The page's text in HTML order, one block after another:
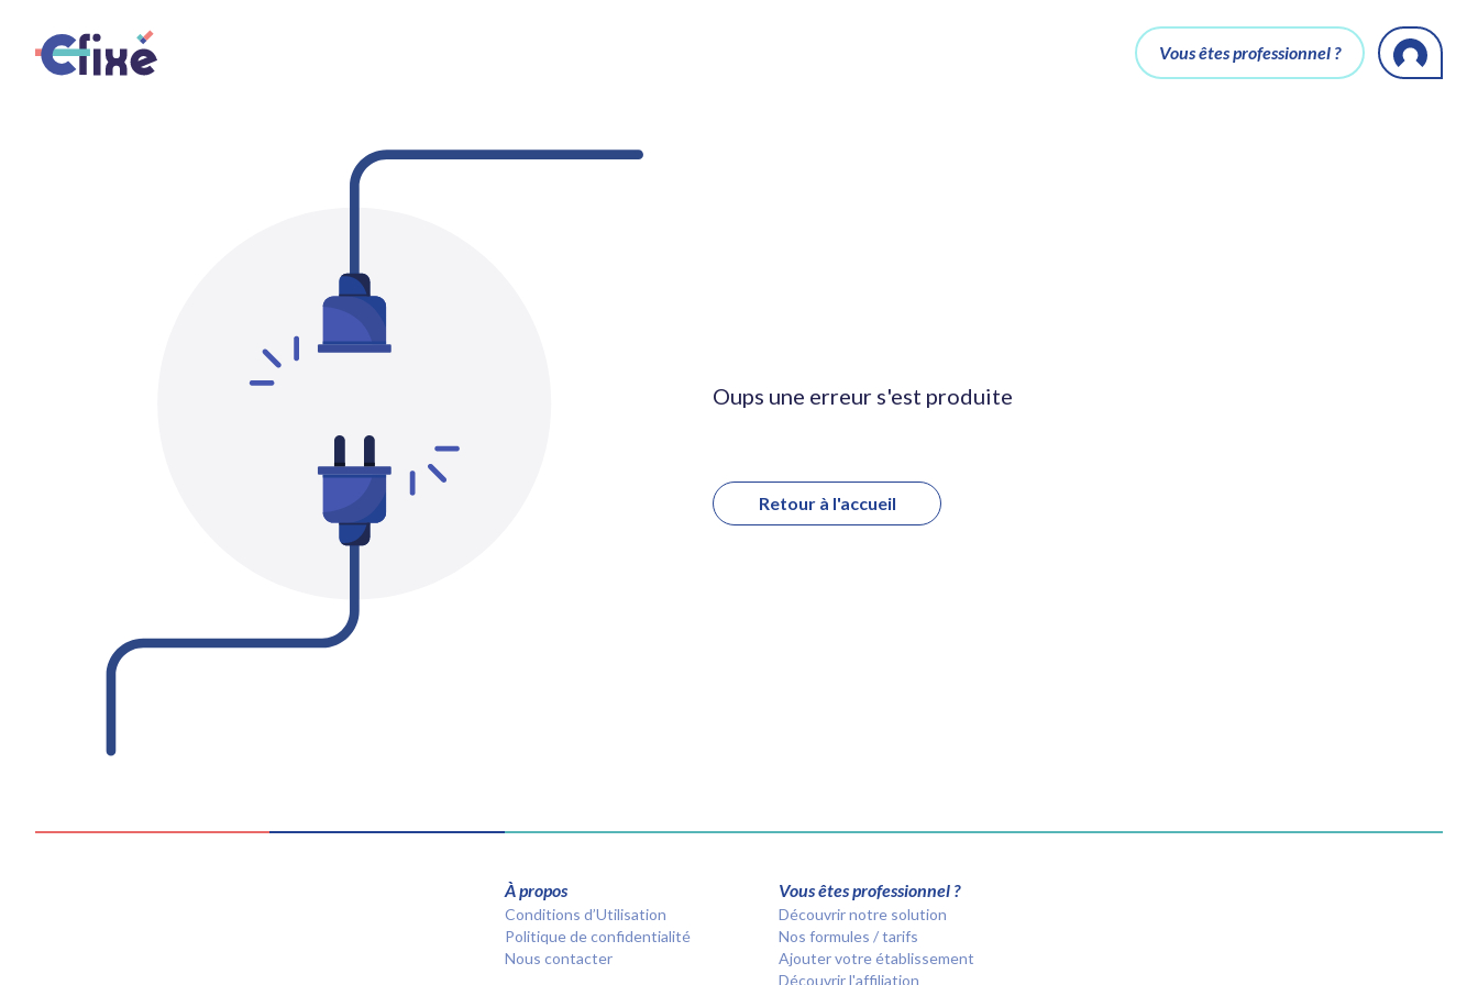
Vous êtes professionnel ?
Oups une erreur s'est produite
Retour à l'accueil
À propos
Conditions d’Utilisation
Politique de confidentialité
Nous contacter
Vous êtes professionnel ?
Découvrir notre solution
Nos formules / tarifs
Ajouter votre établissement
Découvrir l'affiliation